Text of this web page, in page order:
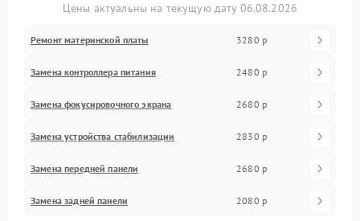
Цены актуальны на текущую дату 06.08.2026
Ремонт материнской платы 3280 р
Замена контроллера питания 2480 р
Замена фокусировочного экрана 2680 р
Замена устройства стабилизации 2830 р
Замена передней панели 2680 р
Замена задней панели 2080 р